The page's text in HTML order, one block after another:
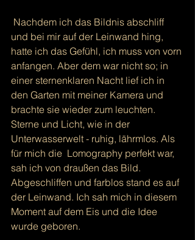
und bei mir auf der Leinwand hing,
hatte ich das Gefühl, ich muss von vorn
anfangen. Aber dem war nicht so; in
einer sternenklaren Nacht lief ich in
den Garten mit meiner Kamera und
brachte sie wieder zum leuchten.
Sterne und Licht, wie in der
Unterwasserwelt - ruhig, lährmlos. Als
für mich die  Lomography perfekt war,
sah ich von draußen das Bild.
Abgeschliffen und farblos stand es auf
der Leinwand. Ich sah mich in diesem
Moment auf dem Eis und die Idee
wurde geboren.